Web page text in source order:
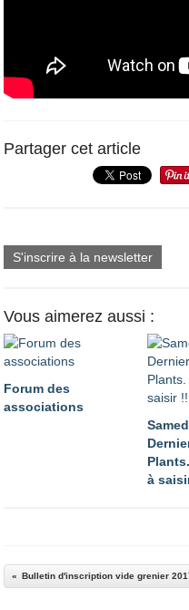
Partager cet article
S'inscrire à la newsletter
Vous aimerez aussi :
Forum des
associations
à
Bulletin d'inscription vide grenier